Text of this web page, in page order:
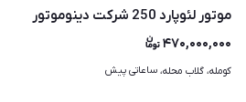
موتور لئوپارد 250 شرکت دینوموتور
۴۷۰,۰۰۰,۰۰۰
کومله، گلاب محله، ساعاتی پیش